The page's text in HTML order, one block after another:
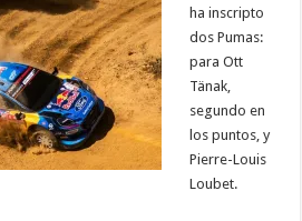
ha inscripto
dos Pumas:
para Ott
Tänak,
segundo en
los puntos, y
Pierre-Louis
Loubet.